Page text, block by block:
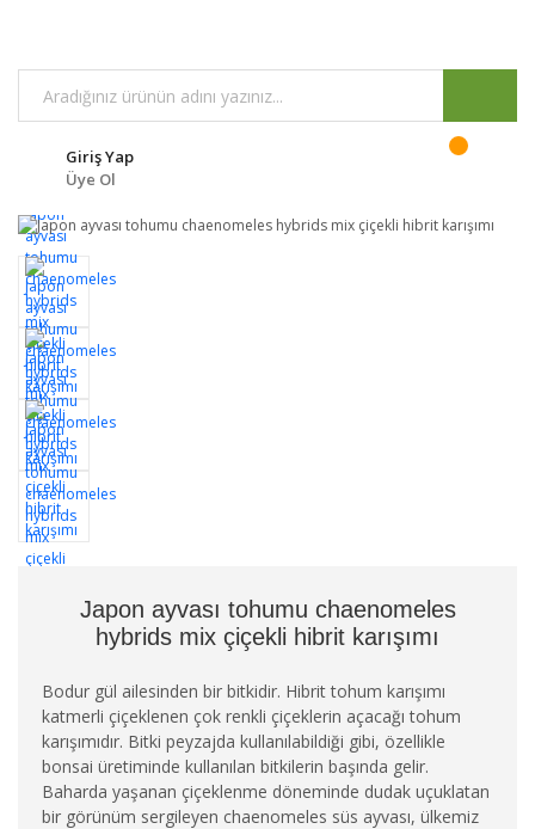
Giriş Yap
Üye Ol
Japon ayvası tohumu chaenomeles
hybrids mix çiçekli hibrit karışımı
Bodur gül ailesinden bir bitkidir. Hibrit tohum karışımı
katmerli çiçeklenen çok renkli çiçeklerin açacağı tohum
karışımıdır. Bitki peyzajda kullanılabildiği gibi, özellikle
bonsai üretiminde kullanılan bitkilerin başında gelir.
Baharda yaşanan çiçeklenme döneminde dudak uçuklatan
bir görünüm sergileyen chaenomeles süs ayvası, ülkemiz